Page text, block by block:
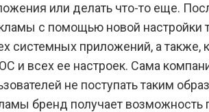
или делать что-то еще.
с помощью новой настройки
системных приложений, а также,
и всех ее настроек. Сама
не поступать таким
бренд получает возможность